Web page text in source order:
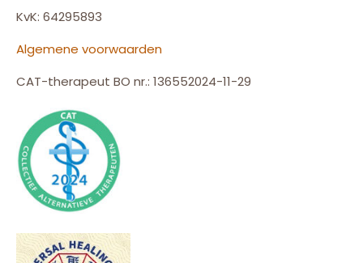
KvK: 64295893
Algemene voorwaarden
CAT-therapeut BO nr.: 136552024-11-29